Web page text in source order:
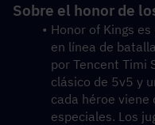
Sobre el honor de
Honor of Kings
en línea de
por Tencent Timi
clásico de 5v5 y
cada héroe viene
especiales. Los